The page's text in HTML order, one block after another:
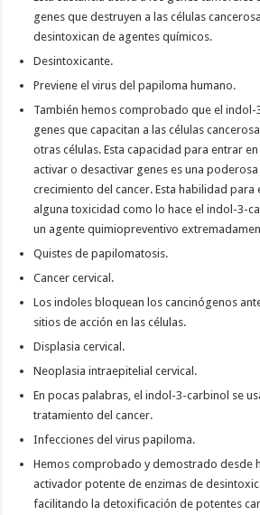
genes que destruyen a las células
desintoxican de agentes químicos.
Desintoxicante.
Previene el virus del papiloma humano.
También hemos comprobado que el
genes que capacitan a las células
otras células. Esta capacidad para entrar
activar o desactivar genes es una
crecimiento del cancer. Esta habilidad para
alguna toxicidad como lo hace el indol-3-
un agente quimiopreventivo
Quistes de papilomatosis.
Cancer cervical.
Los indoles bloquean los cancinógenos
sitios de acción en las células.
Displasia cervical.
Neoplasia intraepitelial cervical.
En pocas palabras, el indol-3-carbinol se
tratamiento del cancer.
Infecciones del virus papiloma.
Hemos comprobado y demostrado desde
activador potente de enzimas de
facilitando la detoxificación de potentes